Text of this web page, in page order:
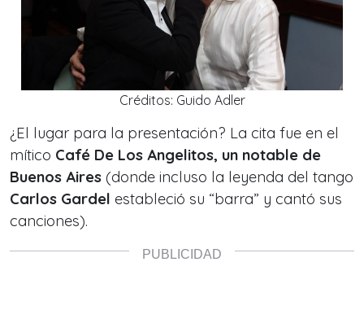
Créditos: Guido Adler
¿El lugar para la presentación? La cita fue en el
mítico Café De Los Angelitos, un notable de
Buenos Aires (donde incluso la leyenda del tango
Carlos Gardel estableció su “barra” y cantó sus
canciones).